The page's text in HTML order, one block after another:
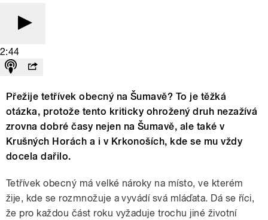
2:44
Přežije tetřívek obecný na Šumavě? To je těžká
otázka, protože tento kriticky ohrožený druh nezažívá
zrovna dobré časy nejen na Šumavě, ale také v
Krušných Horách a i v Krkonoších, kde se mu vždy
docela dařilo.
Tetřívek obecný má velké nároky na místo, ve kterém
žije, kde se rozmnožuje a vyvádí svá mláďata. Dá se říci,
že pro každou část roku vyžaduje trochu jiné životní